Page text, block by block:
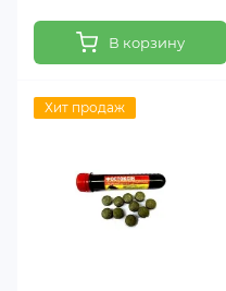
В корзину
Хит продаж